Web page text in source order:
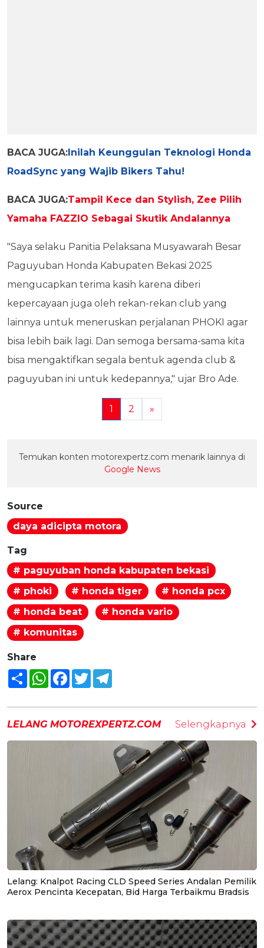
BACA JUGA:Inilah Keunggulan Teknologi Honda
RoadSync yang Wajib Bikers Tahu!
BACA JUGA:Tampil Kece dan Stylish, Zee Pilih
Yamaha FAZZIO Sebagai Skutik Andalannya
"Saya selaku Panitia Pelaksana Musyawarah Besar
Paguyuban Honda Kabupaten Bekasi 2025
mengucapkan terima kasih karena diberi
kepercayaan juga oleh rekan-rekan club yang
lainnya untuk meneruskan perjalanan PHOKI agar
bisa lebih baik lagi. Dan semoga bersama-sama kita
bisa mengaktifkan segala bentuk agenda club &
paguyuban ini untuk kedepannya," ujar Bro Ade.
1 2 »
Temukan konten motorexpertz.com menarik lainnya di
Google News
Source
daya adicipta motora
Tag
# paguyuban honda kabupaten bekasi
# phoki
# honda tiger
# honda pcx
# honda beat
# honda vario
# komunitas
Share
Share WhatsAppFacebook
Twitter
LELANG MOTOREXPERTZ.COM Selengkapnya
Lelang: Knalpot Racing CLD Speed Series Andalan Pemilik
Aerox Pencinta Kecepatan, Bid Harga Terbaikmu Bradsis